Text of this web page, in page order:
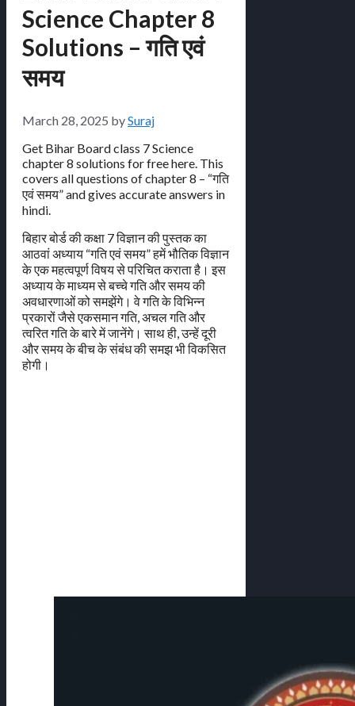
Science Chapter 8
Solutions – गति एवं
समय
March 28, 2025 bySuraj
Get Bihar Board class 7 Science
chapter 8 solutions for free here. This
covers all questions of chapter 8 – “गति
एवं समय” and gives accurate answers in
hindi.
बिहार बोर्ड की कक्षा 7 विज्ञान की पुस्तक का
आठवां अध्याय “गति एवं समय” हमें भौतिक विज्ञान
के एक महत्वपूर्ण विषय से परिचित कराता है। इस
अध्याय के माध्यम से बच्चे गति और समय की
अवधारणाओं को समझेंगे। वे गति के विभिन्न
प्रकारों जैसे एकसमान गति, अचल गति और
त्वरित गति के बारे में जानेंगे। साथ ही, उन्हें दूरी
और समय के बीच के संबंध की समझ भी विकसित
होगी।